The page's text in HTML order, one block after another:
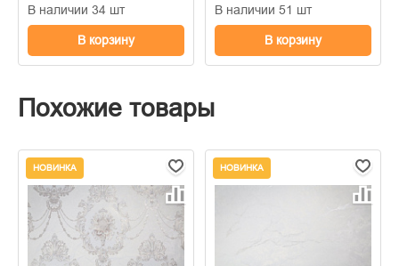
В наличии 34 шт
В корзину
В наличии 51 шт
В корзину
Похожие товары
НОВИНКА НОВИНКА